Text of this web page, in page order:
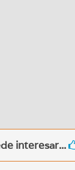
interesar...